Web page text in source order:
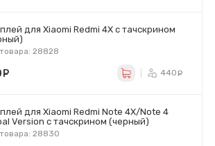
для Xiaomi Redmi 4X с тачскрином
28828
440
для Xiaomi Redmi Note 4X/Note 4
Version с тачскрином (черный)
28830